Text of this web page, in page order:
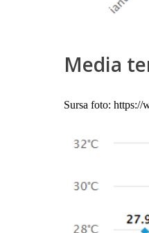
Media
Sursa foto: https://